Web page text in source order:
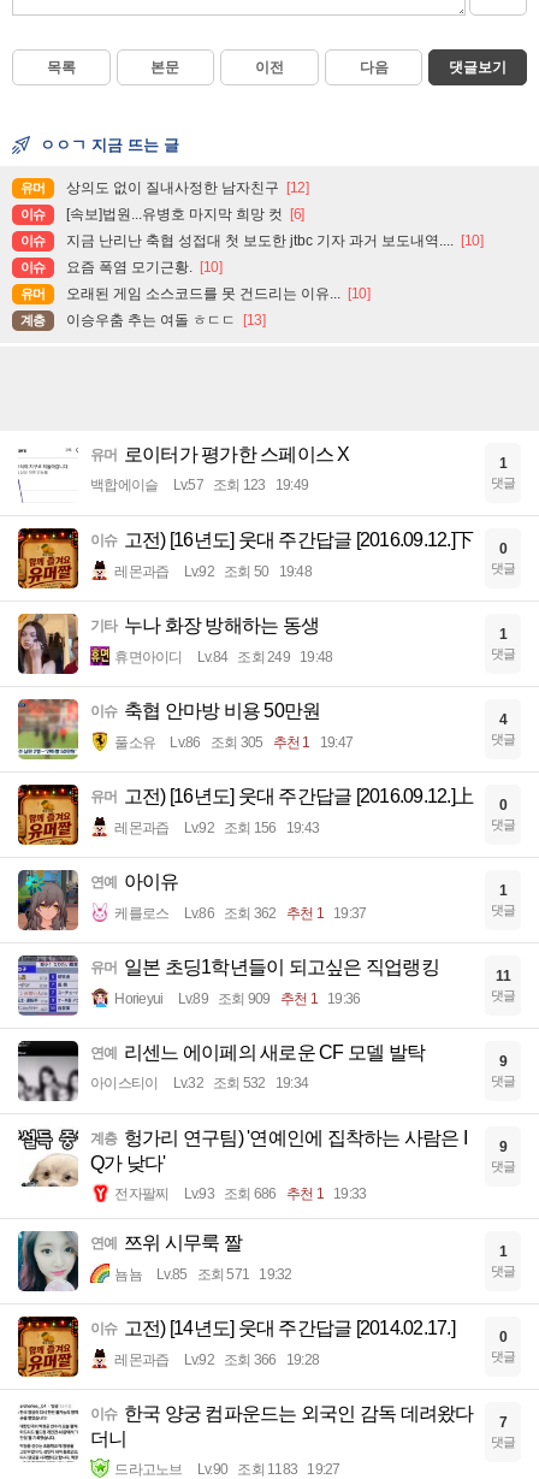
목록 본문 이전 다음 댓글보기
ㅇㅇㄱ 지금 뜨는 글
유머 상의도 없이 질내사정한 남자친구 [12]
이슈 [속보]법원...유병호 마지막 희망 컷 [6]
이슈 지금 난리난 축협 성접대 첫 보도한 jtbc 기자 과거 보도내역.... [10]
이슈 요즘 폭염 모기근황. [10]
유머 오래된 게임 소스코드를 못 건드리는 이유... [10]
계층 이승우춤 추는 여돌 ㅎㄷㄷ [13]
유머 로이터가 평가한 스페이스 X
백합에이슬 Lv.57 조회 123 19:49
1
댓글
이슈 고전) [16년도] 웃대 주간답글 [2016.09.12.]下
레몬과즙 Lv.92 조회 50 19:48
0
댓글
기타 누나 화장 방해하는 동생
휴면아이디 Lv.84 조회 249 19:48
1
댓글
이슈 축협 안마방 비용 50만원
풀소유 Lv.86 조회 305 추천 1 19:47
4
댓글
유머 고전) [16년도] 웃대 주간답글 [2016.09.12.]上
레몬과즙 Lv.92 조회 156 19:43
0
댓글
연예 아이유
케를로스 Lv.86 조회 362 추천 1 19:37
1
댓글
유머 일본 초딩1학년들이 되고싶은 직업랭킹
Horieyui Lv.89 조회 909 추천 1 19:36
11
댓글
연예 리센느 에이페의 새로운 CF 모델 발탁
아이스티이 Lv.32 조회 532 19:34
9
댓글
계층 헝가리 연구팀) '연예인에 집착하는 사람은 I
Q가 낮다'
전자팔찌 Lv.93 조회 686 추천 1 19:33
9
댓글
연예 쯔위 시무룩 짤
뇸뇸 Lv.85 조회 571 19:32
1
댓글
이슈 고전) [14년도] 웃대 주간답글 [2014.02.17.]
레몬과즙 Lv.92 조회 366 19:28
0
댓글
이슈 한국 양궁 컴파운드는 외국인 감독 데려왔다
더니
드라고노브 Lv.90 조회 1183 19:27
7
댓글